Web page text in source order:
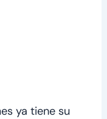
ya tiene su